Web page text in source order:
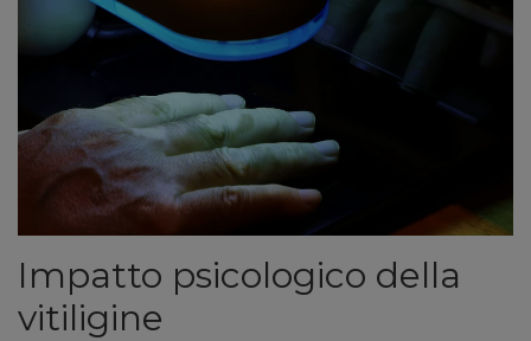
Impatto psicologico della
vitiligine